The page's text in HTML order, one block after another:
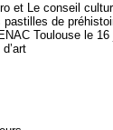
et Le conseil
de
Toulouse le